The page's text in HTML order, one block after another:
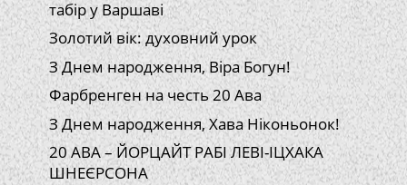
табір у Варшаві
Золотий вік: духовний урок
З Днем народження, Віра Богун!
Фарбренген на честь 20 Ава
З Днем народження, Хава Ніконьонок!
20 АВА – ЙОРЦАЙТ РАБІ ЛЕВІ-ІЦХАКА
ШНЕЄРСОНА